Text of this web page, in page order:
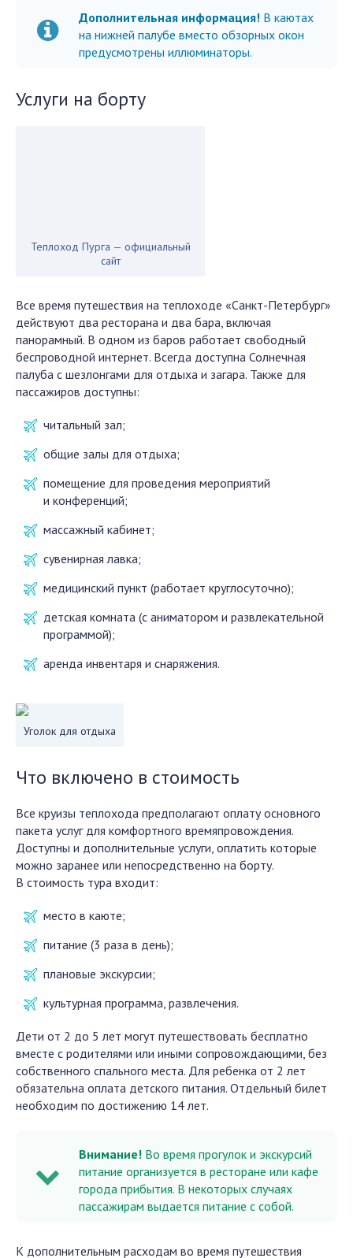
Дополнительная информация! В каютах
на нижней палубе вместо обзорных окон
предусмотрены иллюминаторы.
Услуги на борту
Теплоход Пурга — официальный
сайт
Все время путешествия на теплоходе «Санкт-Петербург»
действуют два ресторана и два бара, включая
панорамный. В одном из баров работает свободный
беспроводной интернет. Всегда доступна Солнечная
палуба с шезлонгами для отдыха и загара. Также для
пассажиров доступны:
читальный зал;
общие залы для отдыха;
помещение для проведения мероприятий
и конференций;
массажный кабинет;
сувенирная лавка;
медицинский пункт (работает круглосуточно);
детская комната (с аниматором и развлекательной
программой);
аренда инвентаря и снаряжения.
Уголок для отдыха
Что включено в стоимость
Все круизы теплохода предполагают оплату основного
пакета услуг для комфортного времяпровождения.
Доступны и дополнительные услуги, оплатить которые
можно заранее или непосредственно на борту.
В стоимость тура входит:
место в каюте;
питание (3 раза в день);
плановые экскурсии;
культурная программа, развлечения.
Дети от 2 до 5 лет могут путешествовать бесплатно
вместе с родителями или иными сопровождающими, без
собственного спального места. Для ребенка от 2 лет
обязательна оплата детского питания. Отдельный билет
необходим по достижению 14 лет.
Внимание! Во время прогулок и экскурсий
питание организуется в ресторане или кафе
города прибытия. В некоторых случаях
пассажирам выдается питание с собой.
К дополнительным расходам во время путешествия